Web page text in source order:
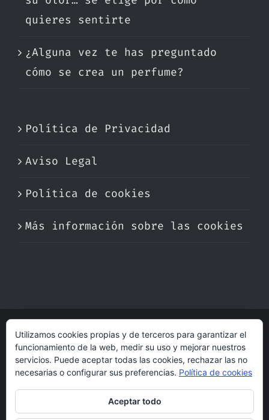
quieres sentirte
¿Alguna vez te has preguntado
cómo se crea un perfume?
Política de Privacidad
Aviso Legal
Política de cookies
Más información sobre las cookies
© Copyright 2017 -2026 | Perfumare
| Derechos Reservados | Hecho con cariño
pordogleg
Utilizamos cookies propias y de terceros para garantizar el
funcionamiento de la web, medir su uso y mejorar nuestros
servicios. Puede aceptar todas las cookies, rechazar las no
necesarias o configurar sus preferencias. Política de cookies
Aceptar todo